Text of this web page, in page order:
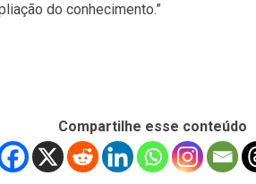
do conhecimento.”
Compartilhe esse conteúdo